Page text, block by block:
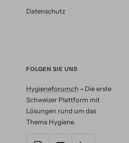
Datenschutz
FOLGEN SIE UNS
Hygieneforum.ch - Die erste
Schweizer Plattform mit
Lösungen rund um das
Thema Hygiene.